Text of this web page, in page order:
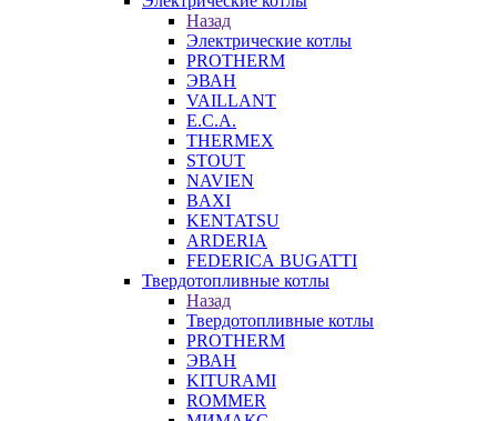
Назад
Электрические котлы
PROTHERM
ЭВАН
VAILLANT
E.C.A.
THERMEX
STOUT
NAVIEN
BAXI
KENTATSU
ARDERIA
FEDERICА BUGATTI
Твердотопливные котлы
Назад
Твердотопливные котлы
PROTHERM
ЭВАН
KITURAMI
ROMMER